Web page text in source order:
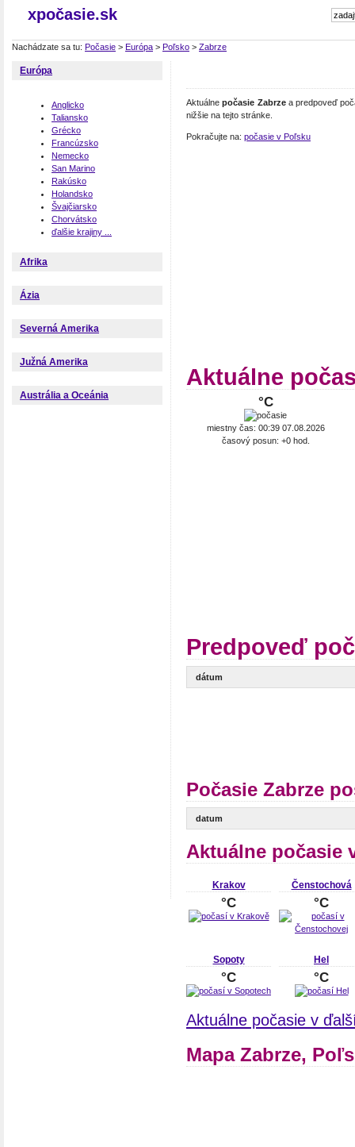
xpočasie.sk
Nachádzate sa tu: Počasie > Európa > Poľsko > Zabrze
Európa
Anglicko
Taliansko
Grécko
Francúzsko
Nemecko
San Marino
Rakúsko
Holandsko
Švajčiarsko
Chorvátsko
ďalšie krajiny ...
Afrika
Ázia
Severná Amerika
Južná Amerika
Austrália a Oceánia
Aktuálnepočasie Zabrzea predpoveď
nižšie na tejto stránke.
Pokračujte na: počasie v Poľsku
Aktuálne
°C
miestny čas: 00:39 07.08.2026
časový posun: +0 hod.
Predpoveď
dátum
Počasie Zabrze
datum
Aktuálne počasie
Krakov
°C
Čenstochová
°C
Sopoty
°C
Hel
°C
Aktuálne počasie v
Mapa Zabrze,